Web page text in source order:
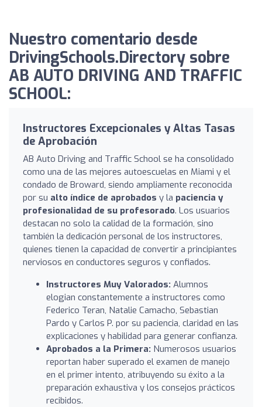
Nuestro comentario desde
DrivingSchools.Directory sobre
AB AUTO DRIVING AND TRAFFIC
SCHOOL:
Instructores Excepcionales y Altas Tasas
de Aprobación
AB Auto Driving and Traffic School se ha consolidado
como una de las mejores autoescuelas en Miami y el
condado de Broward, siendo ampliamente reconocida
por su alto índice de aprobados y la paciencia y
profesionalidad de su profesorado. Los usuarios
destacan no solo la calidad de la formación, sino
también la dedicación personal de los instructores,
quienes tienen la capacidad de convertir a principiantes
nerviosos en conductores seguros y confiados.
Instructores Muy Valorados: Alumnos
elogian constantemente a instructores como
Federico Teran, Natalie Camacho, Sebastian
Pardo y Carlos P. por su paciencia, claridad en las
explicaciones y habilidad para generar confianza.
Aprobados a la Primera: Numerosos usuarios
reportan haber superado el examen de manejo
en el primer intento, atribuyendo su éxito a la
preparación exhaustiva y los consejos prácticos
recibidos.